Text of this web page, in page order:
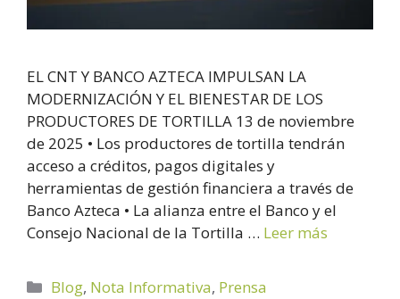
EL CNT Y BANCO AZTECA IMPULSAN LA
MODERNIZACIÓN Y EL BIENESTAR DE LOS
PRODUCTORES DE TORTILLA 13 de noviembre
de 2025 • Los productores de tortilla tendrán
acceso a créditos, pagos digitales y
herramientas de gestión financiera a través de
Banco Azteca • La alianza entre el Banco y el
Consejo Nacional de la Tortilla … Leer más
Blog, Nota Informativa, Prensa